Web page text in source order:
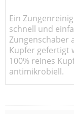
Ein
schnell und
Zungenschaber
Kupfer gefertigt
100% reines
antimikrobiell.